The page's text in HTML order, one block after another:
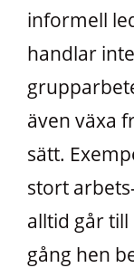
informell
handlar
även växa
sätt.
stort
alltid går
gång hen